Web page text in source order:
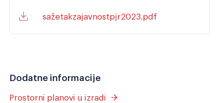
sažetakzajavnostpjr2023.pdf
Dodatne informacije
Prostorni planovi u izradi